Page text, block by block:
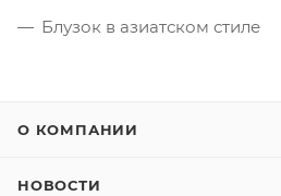
Блузок в азиатском стиле
О КОМПАНИИ
НОВОСТИ